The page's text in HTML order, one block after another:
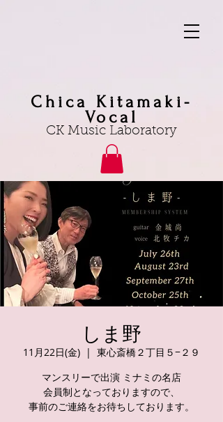
Chica Kitamaki-
Vocal
CK Music Laboratory
しま野
11月22日(金)
  |
東心斎橋２丁目５−２９
マンスリーで出演 ミナミの名店
会員制となっておりますので、
事前のご連絡をお待ちしております。